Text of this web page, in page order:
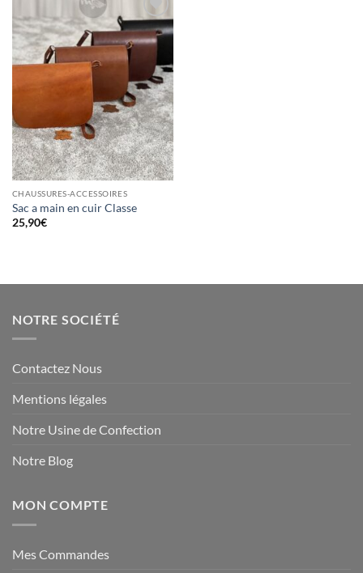
Ajouter
à la liste
d’envies
CHAUSSURES-ACCESSOIRES
Sac a main en cuir Classe
25,90€
NOTRE SOCIÉTÉ
Contactez Nous
Mentions légales
Notre Usine de Confection
Notre Blog
MON COMPTE
Mes Commandes